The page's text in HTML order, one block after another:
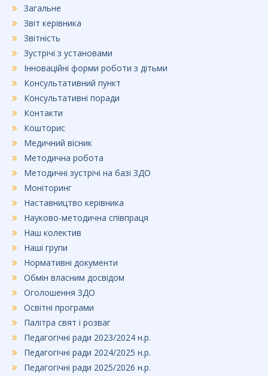
Загальне
Звіт керівника
Звітність
Зустрічі з установами
Інноваційні форми роботи з дітьми
Консультативний пункт
Консультативні поради
Контакти
Кошторис
Медичний вісник
Методична робота
Методичні зустрічі на базі ЗДО
Моніторинг
Наставництво керівника
Науково-методична співпраця
Наш колектив
Наші групи
Нормативні документи
Обмін власним досвідом
Оголошення ЗДО
Освітні програми
Палітра свят і розваг
Педагогічні ради 2023/2024 н.р.
Педагогічні ради 2024/2025 н.р.
Педагогічні ради 2025/2026 н.р.